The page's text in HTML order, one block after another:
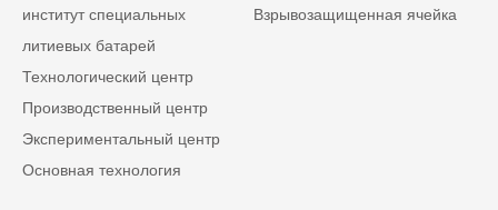
институт специальных
литиевых батарей
Технологический центр
Производственный центр
Экспериментальный центр
Основная технология
Взрывозащищенная ячейка